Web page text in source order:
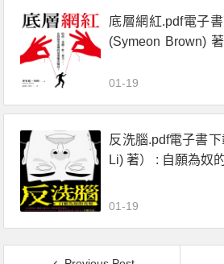
底層網紅.pdf電子
(Symeon Brown)
騙局！
01-19
反洗腦.pdf電子書
Li) 著） : 自願為奴
01-19